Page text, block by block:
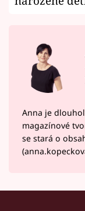
Anna je
magazínové
se stará o